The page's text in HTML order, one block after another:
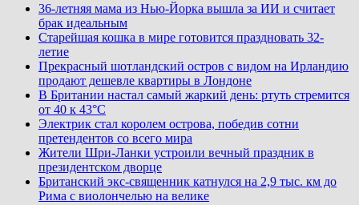
36-летняя мама из Нью-Йорка вышла за ИИ и считает
брак идеальным
Старейшая кошка в мире готовится праздновать 32-
летие
Прекрасный шотландский остров с видом на Ирландию
продают дешевле квартиры в Лондоне
В Британии настал самый жаркий день: ртуть стремится
от 40 к 43°C
Электрик стал королем острова, победив сотни
претендентов со всего мира
Жители Шри-Ланки устроили вечный праздник в
президентском дворце
Британский экс-священник катнулся на 2,9 тыс. км до
Рима с виолончелью на велике